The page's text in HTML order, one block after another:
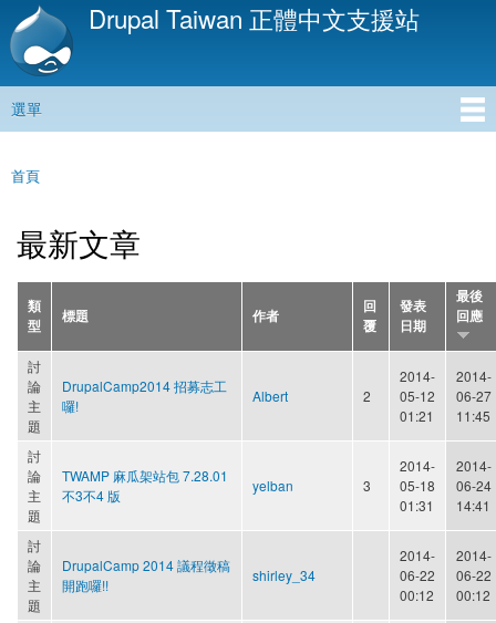
移
內
Drupal Taiwan 正體中文支援站
主選單
選單
您在這裡
首頁
最新文章
類
型
標題 作者
回
覆
發表
日期
最後
回應
討
論
主
題
DrupalCamp2014 招募志工
囉!
Albert 2
2014-
05-12
01:21
2014-
06-27
11:45
討
論
主
題
TWAMP 麻瓜架站包 7.28.01
不3不4 版
yelban 3
2014-
05-18
01:31
2014-
06-24
14:41
討
論
主
題
DrupalCamp 2014 議程徵稿
開跑囉!!
shirley_34
2014-
06-22
00:12
2014-
06-22
00:12